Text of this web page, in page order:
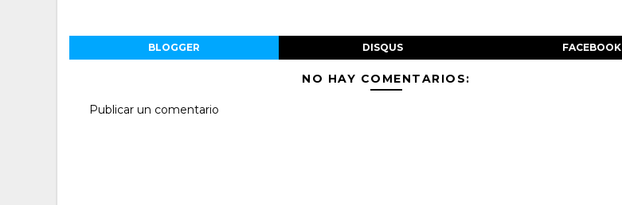
BLOGGER DISQUS FACEBOOK
NO HAY COMENTARIOS:
Publicar un comentario